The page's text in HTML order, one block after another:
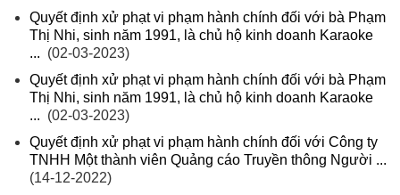
Quyết định xử phạt vi phạm hành chính đối với bà Phạm
Thị Nhi, sinh năm 1991, là chủ hộ kinh doanh Karaoke
... (02-03-2023)
Quyết định xử phạt vi phạm hành chính đối với bà Phạm
Thị Nhi, sinh năm 1991, là chủ hộ kinh doanh Karaoke
... (02-03-2023)
Quyết định xử phạt vi phạm hành chính đối với Công ty
TNHH Một thành viên Quảng cáo Truyền thông Người ...
(14-12-2022)